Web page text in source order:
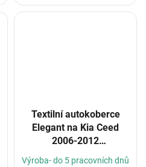
Textilní autokoberce
Elegant na Kia Ceed
2006-2012
(Konfigurátor)
Výroba- do 5 pracovních dnů